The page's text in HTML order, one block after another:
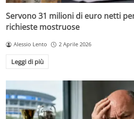
Servono 31 milioni di euro netti
richieste mostruose
Alessio Lento 2 Aprile 2026
Leggi di più